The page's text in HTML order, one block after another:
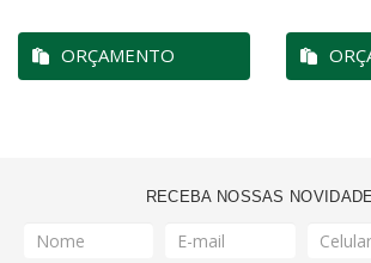
ORÇAMENTO
RECEBA NOSSAS